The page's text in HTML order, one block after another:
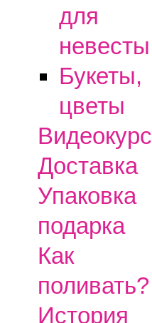
для
невесты
Букеты,
цветы
Видеокурс
Доставка
Упаковка
подарка
Как
поливать?
История